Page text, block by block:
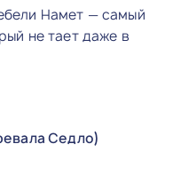
Намет — самый
не тает даже в
Седло)